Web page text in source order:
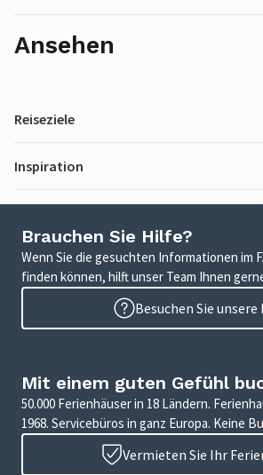
Ansehen
Reiseziele
Inspiration
Brauchen Sie Hilfe?
Wenn Sie die gesuchten Informationen im
finden können, hilft unser Team Ihnen
Besuchen Sie unsere
Mit einem guten Gefühl
50.000 Ferienhäuser in 18 Ländern.
1968. Servicebüros in ganz Europa. Keine
Vermieten Sie Ihr